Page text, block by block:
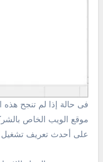
فى حالة إذا لم تنجح هذه
موقع الويب الخاص
على أحدث تعريف